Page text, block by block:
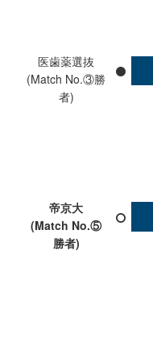
医歯薬選抜
(Match No.③勝
者)
帝京大
(Match No.⑤
勝者)